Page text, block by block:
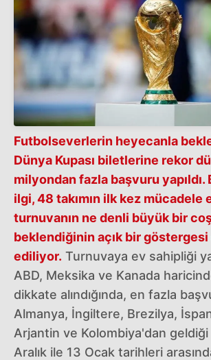
Futbolseverlerin heyecanla
Dünya Kupası biletlerine rekor
milyondan fazla başvuru yapıldı.
ilgi, 48 takımın ilk kez mücadele
turnuvanın ne denli büyük bir
beklendiğinin açık bir göstergesi
ediliyor. Turnuvaya ev sahipliği
ABD, Meksika ve Kanada
dikkate alındığında, en fazla
Almanya, İngiltere, Brezilya,
Arjantin ve Kolombiya'dan geldiği
Aralık ile 13 Ocak tarihleri